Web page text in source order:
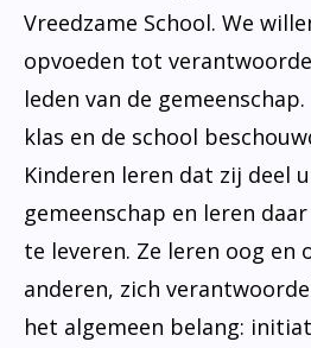
Vreedzame School. We
opvoeden tot
leden van de
klas en de school
Kinderen leren dat zij deel
gemeenschap en leren
te leveren. Ze leren oog en
anderen, zich
het algemeen belang: